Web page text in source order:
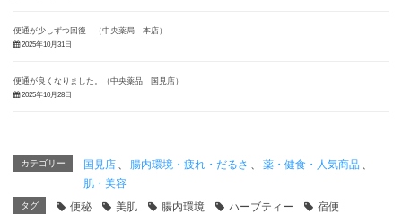
便通が少しずつ回復 （中央薬局 本店）
2025年10月31日
便通が良くなりました。（中央薬品 国見店）
2025年10月28日
カテゴリー 国見店 腸内環境・疲れ・だるさ 薬・健食・人気商品
肌・美容
タグ 便秘 美肌 腸内環境 ハーブティー 宿便